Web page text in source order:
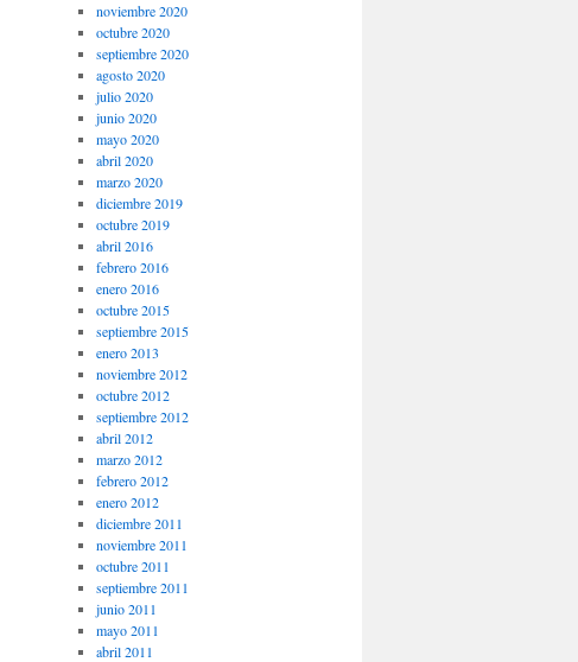
noviembre 2020
octubre 2020
septiembre 2020
agosto 2020
julio 2020
junio 2020
mayo 2020
abril 2020
marzo 2020
diciembre 2019
octubre 2019
abril 2016
febrero 2016
enero 2016
octubre 2015
septiembre 2015
enero 2013
noviembre 2012
octubre 2012
septiembre 2012
abril 2012
marzo 2012
febrero 2012
enero 2012
diciembre 2011
noviembre 2011
octubre 2011
septiembre 2011
junio 2011
mayo 2011
abril 2011